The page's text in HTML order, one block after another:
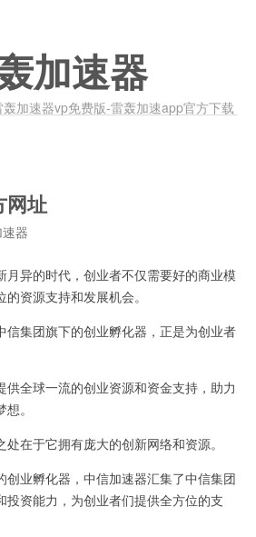
加速器
加速器vp免费版-雷轰加速app官方下载
网址
器
异的时代，创业者不仅需要好的商业模
资源支持和发展机会。
集团旗下的创业孵化器，正是为创业者
全球一流的创业资源和资金支持，助力
。
在于它拥有庞大的创新网络和资源。
业孵化器，中信加速器汇集了中信集团
投资能力，为创业者们提供全方位的支